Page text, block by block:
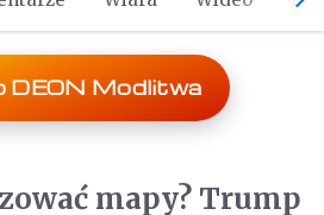
DEON Modlitwa
mapy? Trump